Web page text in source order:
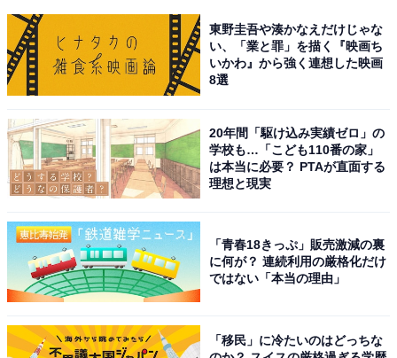
こちらもおすすめ
東野圭吾や湊かなえだけじゃな
い、「業と罪」を描く『映画ち
いかわ』から強く連想した映画
8選
20年間「駆け込み実績ゼロ」の
学校も…「こども110番の家」
は本当に必要？ PTAが直面する
理想と現実
「青春18きっぷ」販売激減の裏
に何が？ 連続利用の厳格化だけ
ではない「本当の理由」
「移民」に冷たいのはどっちな